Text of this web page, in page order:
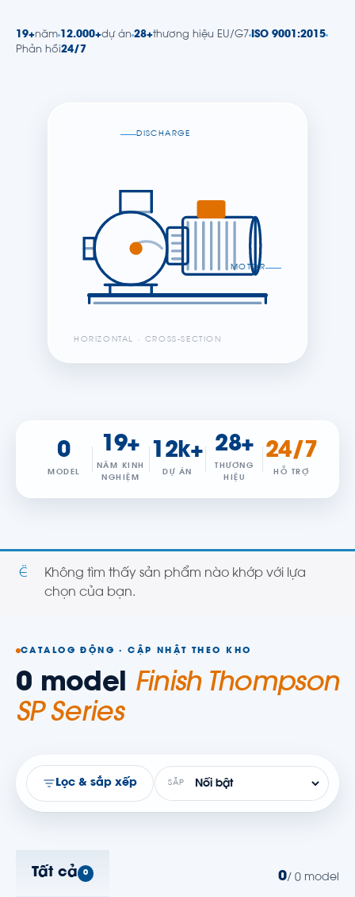
19+năm 12.000+dự án 28+thương hiệu EU/G7
ISO 9001:2015
Phản hồi24/7
DISCHARGE
MOTOR
HORIZONTAL · CROSS-SECTION
0
MODEL
19+
NĂM KINH
NGHIỆM
12k+
DỰ ÁN
28+
THƯƠNG
HIỆU
24/7
HỖ TRỢ
Không tìm thấy sản phẩm nào khớp với lựa
chọn của bạn.
CATALOG ĐỘNG · CẬP NHẬT THEO KHO
0 model Finish Thompson
SP Series
Lọc & sắp xếp SẮP
Tất cả 0 0/ 0 model